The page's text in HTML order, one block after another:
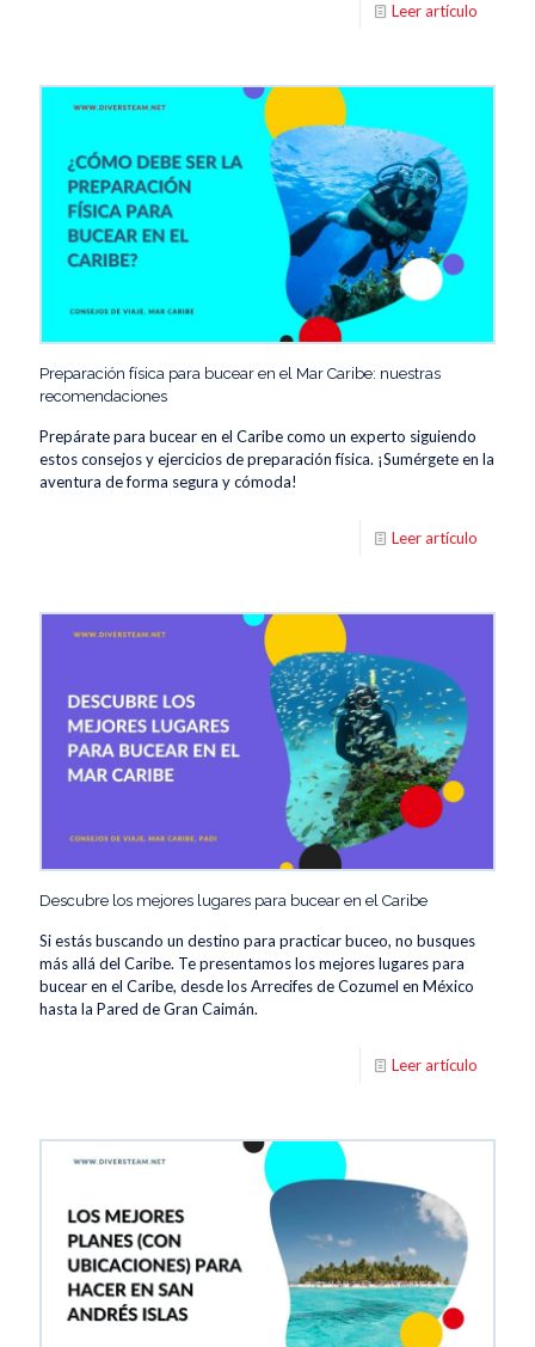
Leer artículo
Preparación física para bucear en el Mar Caribe: nuestras
recomendaciones
Prepárate para bucear en el Caribe como un experto siguiendo
estos consejos y ejercicios de preparación física. ¡Sumérgete en la
aventura de forma segura y cómoda!
Leer artículo
Descubre los mejores lugares para bucear en el Caribe
Si estás buscando un destino para practicar buceo, no busques
más allá del Caribe. Te presentamos los mejores lugares para
bucear en el Caribe, desde los Arrecifes de Cozumel en México
hasta la Pared de Gran Caimán.
Leer artículo